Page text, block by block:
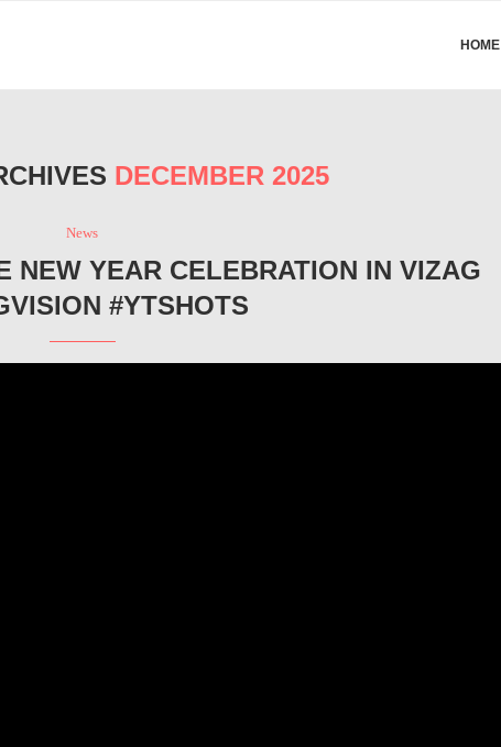
HOME
DECEMBER 2025
News
NEW YEAR CELEBRATION IN VIZAG
#YTSHOTS